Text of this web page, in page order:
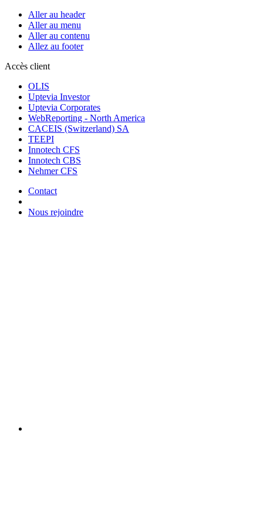
Aller au header
Aller au menu
Aller au contenu
Allez au footer
Accès client
OLIS
Uptevia Investor
Uptevia Corporates
WebReporting - North America
CACEIS (Switzerland) SA
TEEPI
Innotech CFS
Innotech CBS
Nehmer CFS
Contact
Nous rejoindre